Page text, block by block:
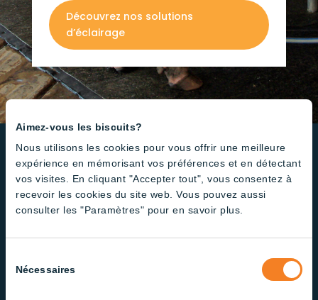
Aimez-vous les biscuits?
Nous utilisons les cookies pour vous offrir une meilleure
expérience en mémorisant vos préférences et en détectant
vos visites. En cliquant "Accepter tout", vous consentez à
recevoir les cookies du site web. Vous pouvez aussi
consulter les "Paramètres" pour en savoir plus.
duNécessaires
Découvrez nos solutions
d’éclairage
Des produits LED de haute
qualité conçus pour
répondre à vos besoins
durabilité en tête